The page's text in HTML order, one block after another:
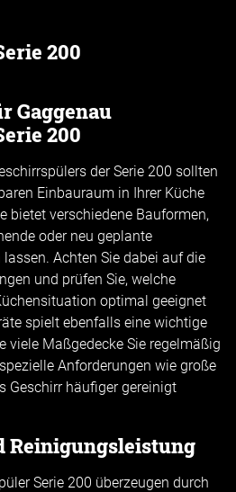
200
Gaggenau
200
der Serie 200 sollten
Einbauraum in Ihrer Küche
bietet verschiedene Bauformen,
oder neu geplante
Achten Sie dabei auf die
und prüfen Sie, welche
optimal geeignet
spielt ebenfalls eine wichtige
viele Maßgedecke Sie regelmäßig
Anforderungen wie große
Geschirr häufiger gereinigt
Reinigungsleistung
Serie 200 überzeugen durch